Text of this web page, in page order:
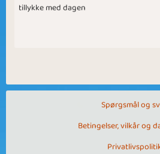
tillykke med dagen
Spørgsmål og
Betingelser, vilkår og